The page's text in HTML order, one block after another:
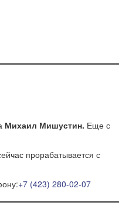
Михаил Мишустин. Еще с
прорабатывается с
+7 (423) 280-02-07